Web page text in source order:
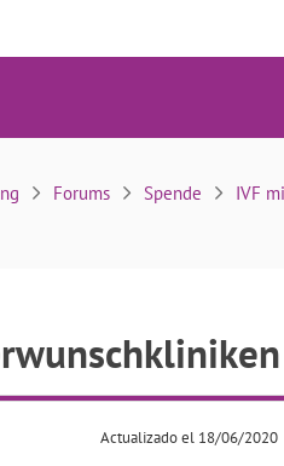
Kinderwunschkliniken in den USA
Forums Spende IVF
Actualizado el 18/06/2020